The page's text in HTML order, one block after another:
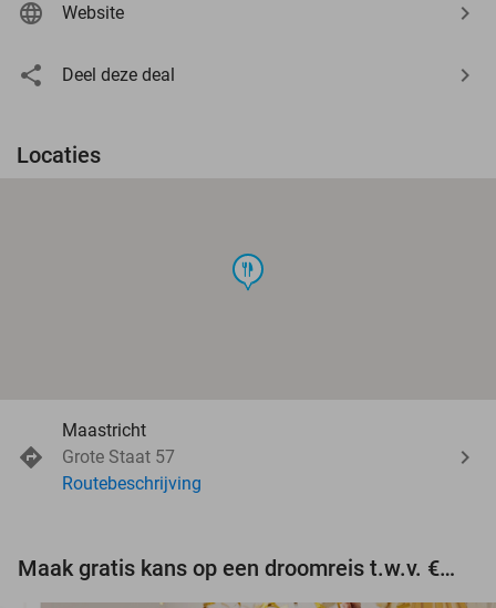
Website
Deel deze deal
Locaties
food
Maastricht
Grote Staat 57
Routebeschrijving
Maak gratis kans op een droomreis t.w.v. €3.000!